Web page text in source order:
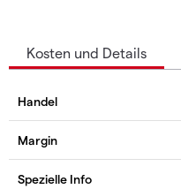
Kosten und Details